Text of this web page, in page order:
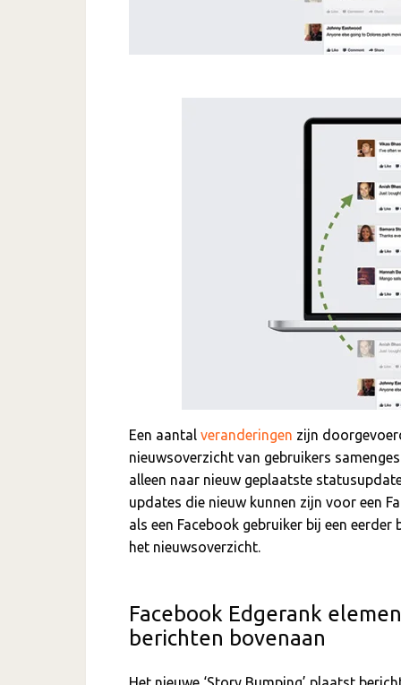
Een aantal veranderingen zijn
nieuwsoverzicht van gebruikers
alleen naar nieuw geplaatste
updates die nieuw kunnen zijn voor een
als een Facebook gebruiker bij een
het nieuwsoverzicht.
Facebook Edgerank
berichten bovenaan